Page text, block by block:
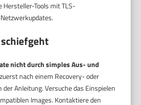
Hersteller-Tools mit TLS-
nicht durch simples Aus- und
nach einem Recovery- oder
Anleitung. Versuche das Einspielen
Images. Kontaktiere den